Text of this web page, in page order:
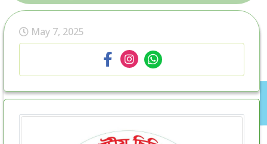
May 7, 2025